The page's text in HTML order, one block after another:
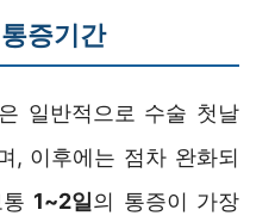
증기간
일반적으로 수술 첫날
, 이후에는 점차 완화되
1~2일의 통증이 가장